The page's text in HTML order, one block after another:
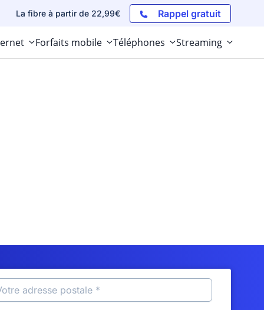
La fibre à partir de 22,99€ Rappel gratuit
Forfaits mobile Téléphones Streaming